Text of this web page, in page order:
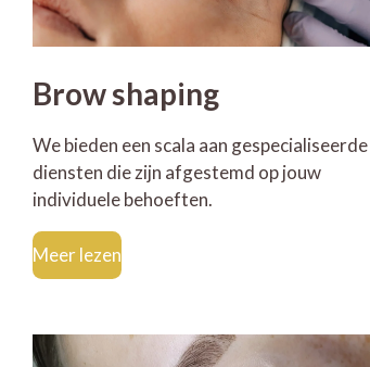
Brow shaping
We bieden een scala aan gespecialiseerde
diensten die zijn afgestemd op jouw
individuele behoeften.
Meer lezen